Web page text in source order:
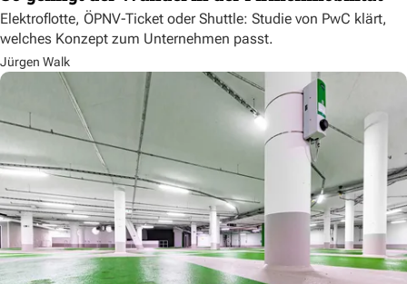
Elektroflotte, ÖPNV-Ticket oder Shuttle: Studie von PwC klärt,
welches Konzept zum Unternehmen passt.
Jürgen Walk